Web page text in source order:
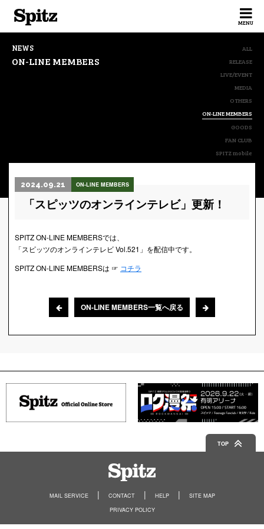
MENU
NEWS
ON-LINE MEMBERS
ALL
RELEASE
LIVE/EVENT
MEDIA
OTHERS
ON-LINE MEMBERS
GOODS
FAN CLUB
SPITZ mobile
2024.09.21 ON-LINE MEMBERS
「スピッツのオンラインテレビ」更新！
SPITZ ON-LINE MEMBERSでは、
「スピッツのオンラインテレビ Vol.521」を配信中です。
SPITZ ON-LINE MEMBERSは ☞ コチラ
ON-LINE MEMBERS一覧へ戻る
TOP
MAIL SERVICE CONTACT HELP
SITE MAP
PRIVACY POLICY